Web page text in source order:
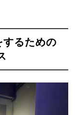
するための